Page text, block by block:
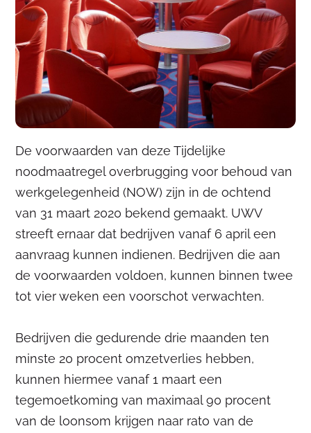
De voorwaarden van deze Tijdelijke
noodmaatregel overbrugging voor behoud van
werkgelegenheid (NOW) zijn in de ochtend
van 31 maart 2020 bekend gemaakt. UWV
streeft ernaar dat bedrijven vanaf 6 april een
aanvraag kunnen indienen. Bedrijven die aan
de voorwaarden voldoen, kunnen binnen twee
tot vier weken een voorschot verwachten.
Bedrijven die gedurende drie maanden ten
minste 20 procent omzetverlies hebben,
kunnen hiermee vanaf 1 maart een
tegemoetkoming van maximaal 90 procent
van de loonsom krijgen naar rato van de